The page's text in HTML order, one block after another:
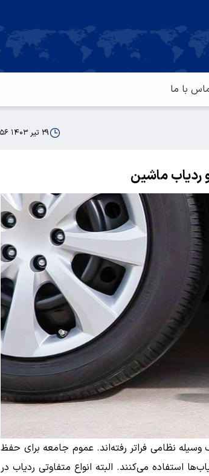
با ما
۲۹ تیر ۱۴۰۳ ۱۵:۵۶
ردیاب ماشین
وسیله نظامی فراتر رفته‌اند. عموم جامعه برای حفظ
استفاده می‌کنند. البته انواع متفاوتی ردیاب در